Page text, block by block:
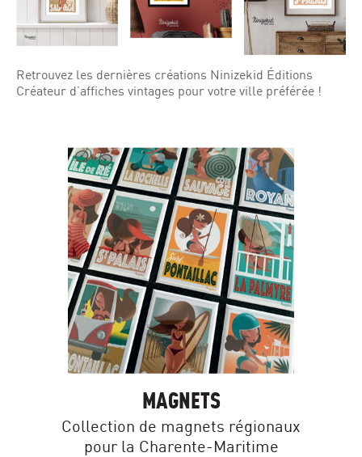
Retrouvez les dernières créations Ninizekid Éditions
Créateur d’affiches vintages pour votre ville préférée !
MAGNETS
Collection de magnets régionaux
pour la Charente-Maritime